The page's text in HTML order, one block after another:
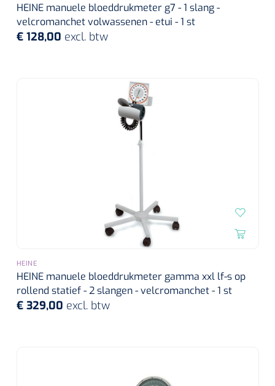
HEINE manuele bloeddrukmeter g7 - 1 slang -
velcromanchet volwassenen - etui - 1 st
€ 128,00 excl. btw
HEINE
HEINE manuele bloeddrukmeter gamma xxl lf-s op
rollend statief - 2 slangen - velcromanchet - 1 st
€ 329,00 excl. btw